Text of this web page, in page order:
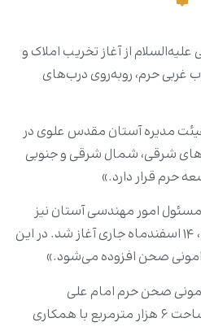
از آغاز تخریب املاک و
غربی حرم، روبه‌روی درب‌های
مدیره آستان مقدس علوی در
شرقی، شمال شرقی و جنوبی
حرم قرار دارد.»
امور مهندسی آستان نیز
گفت: «مرحله اول اجرای طرح، ۱۴ اسفندماه جاری آغاز شد. در این
صحن حرم امام علی
علیه‌السلام از سه جهت به مساحت ۶ هزار مترمربع با همکاری